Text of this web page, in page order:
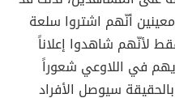
أنّهم اشتروا سلعة
لأنّهم شاهدوا إعلاناً
في اللاوعي شعوراً
سيوصل الأفراد